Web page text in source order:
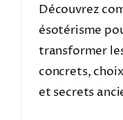
Découvrez
ésotérisme
transformer
concrets,
et secrets